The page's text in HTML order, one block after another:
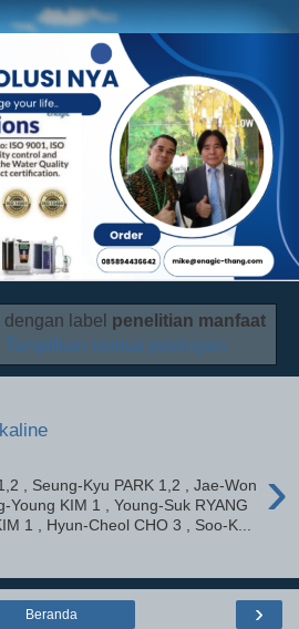
label penelitian manfaat
Tampilkan semua postingan
›
, Seung-Kyu PARK 1,2 , Jae-Won
Young KIM 1 , Young-Suk RYANG
1 , Hyun-Cheol CHO 3 , Soo-K...
›
Beranda